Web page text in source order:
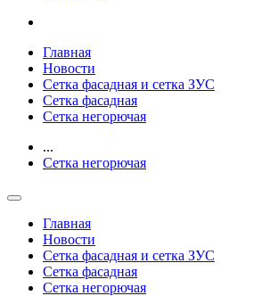
Главная
Новости
Сетка фасадная и сетка ЗУС
Сетка фасадная
Сетка негорючая
...
Сетка негорючая
Главная
Новости
Сетка фасадная и сетка ЗУС
Сетка фасадная
Сетка негорючая